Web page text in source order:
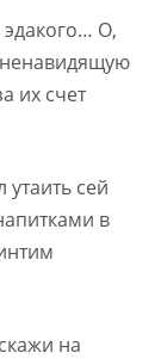
эдакого… О,
их счет
сей
в
на